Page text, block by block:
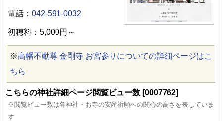
電話： 042-591-0032
初穂料：5,000円～
※高幡不動尊 金剛寺 お宮参りについての詳細ページはこ
ちら
こちらの神社詳細ページ閲覧ビュー数 [0007762]
※閲覧ビュー数は各神社・お寺の安産祈願への関心の高さを表していま
す